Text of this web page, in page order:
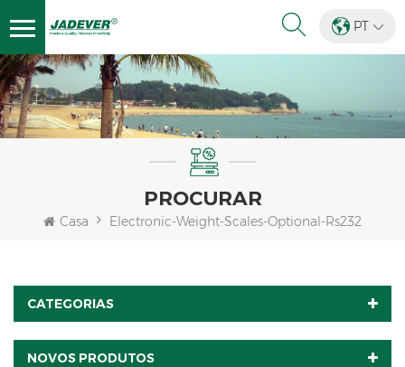
PT
PROCURAR
Casa Electronic-Weight-Scales-Optional-Rs232
CATEGORIAS
NOVOS PRODUTOS